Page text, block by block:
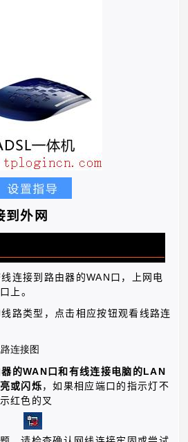
到外网
连接到路由器的WAN 口，上网电
口上。
路类型，点击相应按钮观看线路连
连接图
的WAN 口和有线连接电脑的LAN
或闪烁 ，如果相应端口的指示灯不
红色的叉